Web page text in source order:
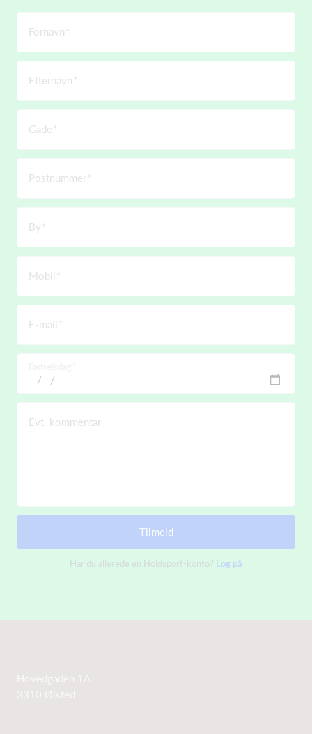
Fornavn
Efternavn
Gade
Postnummer
By
Mobil
E-mail
Evt. kommentar
Tilmeld
Har du allerede en Holdsport-konto? Log på